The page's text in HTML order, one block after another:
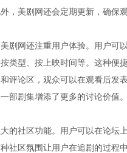
，美剧网还会定期更新，确保
剧网还注重用户体验。用户可
类型、按上映时间等。这种便
评论区，观众可以在观看后发
部剧集增添了更多的讨论价值
的社区功能。用户可以在论坛
社区氛围让用户在追剧的过程